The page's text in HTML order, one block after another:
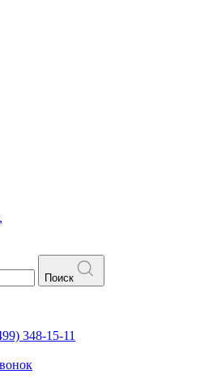
Поиск
348-15-11